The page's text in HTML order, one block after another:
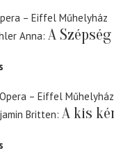
– Eiffel Műhelyház
Anna A
Opera – Eiffel Műhelyház
Britten A kis